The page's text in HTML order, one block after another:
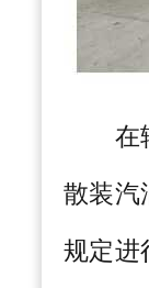
在辖
散装汽
规定进